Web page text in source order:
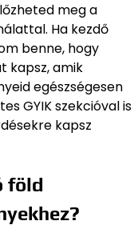
meg a
Ha kezdő
benne, hogy
kapsz, amik
egészségesen
GYIK szekcióval is
kapsz
föld